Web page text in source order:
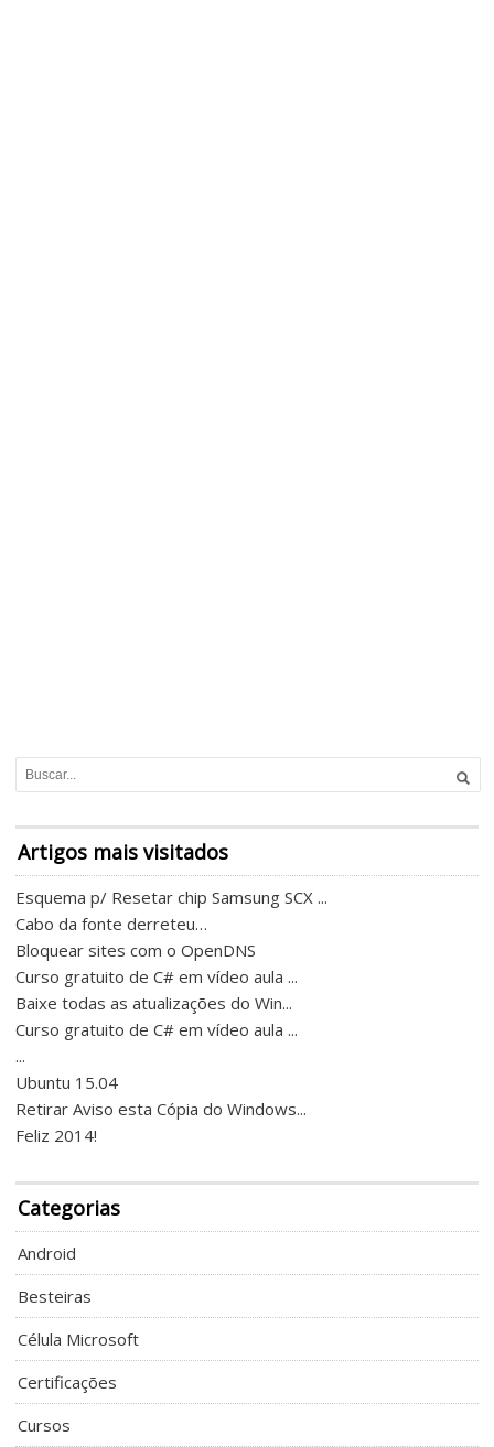
Artigos mais visitados
Esquema p/ Resetar chip Samsung SCX ...
Cabo da fonte derreteu…
Bloquear sites com o OpenDNS
Curso gratuito de C# em vídeo aula ...
Baixe todas as atualizações do Win...
Curso gratuito de C# em vídeo aula ...
...
Ubuntu 15.04
Retirar Aviso esta Cópia do Windows...
Feliz 2014!
Categorias
Android
Besteiras
Célula Microsoft
Certificações
Cursos